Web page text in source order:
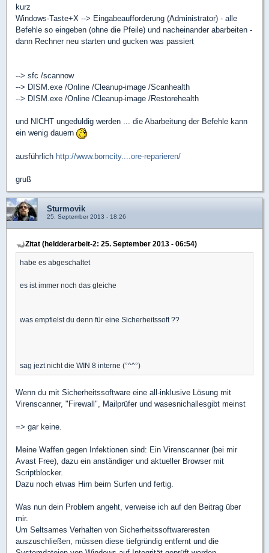
kurz
Windows-Taste+X --> Eingabeaufforderung (Administrator) - alle
Befehle so eingeben (ohne die Pfeile) und nacheinander abarbeiten -
dann Rechner neu starten und gucken was passiert
--> sfc /scannow
--> DISM.exe /Online /Cleanup-image /Scanhealth
--> DISM.exe /Online /Cleanup-image /Restorehealth
und NICHT ungeduldig werden ... die Abarbeitung der Befehle kann
ein wenig dauern
ausführlich http://www.borncity....ore-reparieren/
gruß
Sturmovik
25. September 2013 - 18:26
Zitat (heldderarbeit-2: 25. September 2013 - 06:54)
habe es abgeschaltet
es ist immer noch das gleiche
was empfielst du denn für eine Sicherheitssoft ??
sag jezt nicht die WIN 8 interne (°^^°)
Wenn du mit Sicherheitssoftware eine all-inklusive Lösung mit
Virenscanner, "Firewall", Mailprüfer und wasesnichallesgibt meinst
=> gar keine.
Meine Waffen gegen Infektionen sind: Ein Virenscanner (bei mir
Avast Free), dazu ein anständiger und aktueller Browser mit
Scriptblocker.
Dazu noch etwas Hirn beim Surfen und fertig.
Was nun dein Problem angeht, verweise ich auf den Beitrag über
mir.
Um Seltsames Verhalten von Sicherheitssoftwareresten
auszuschließen, müssen diese tiefgründig entfernt und die